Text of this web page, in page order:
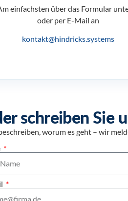
einfachsten über das Formular
oder per E-Mail an
kontakt@hindricks.systems
schreiben Sie
worum es geht – wir